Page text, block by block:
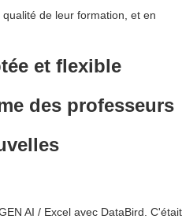
de leur formation, et en
et flexible
des professeurs
AI / Excel avec DataBird. C'était